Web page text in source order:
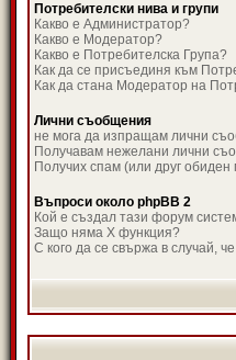
Потребителски нива и групи
Какво е Администратор?
Какво е Модератор?
Какво е Потребителска Група?
Как да се присъединя към
Как да стана Модератор на
Лични съобщения
не мога да изпращам лични
Получавам нежелани лични
Получих спам (или друг
Въпроси около phpBB 2
Кой е създал тази форум
Защо няма X функция?
С кого да се свържа в случай,